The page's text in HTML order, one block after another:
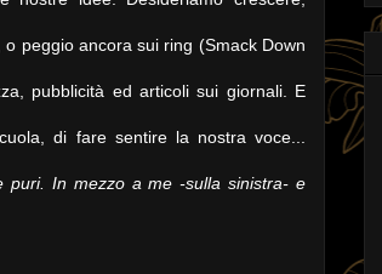
peggio ancora sui ring (Smack Down
pubblicità ed articoli sui giornali. E
di fare sentire la nostra voce...
puri. In mezzo a me -sulla sinistra- e